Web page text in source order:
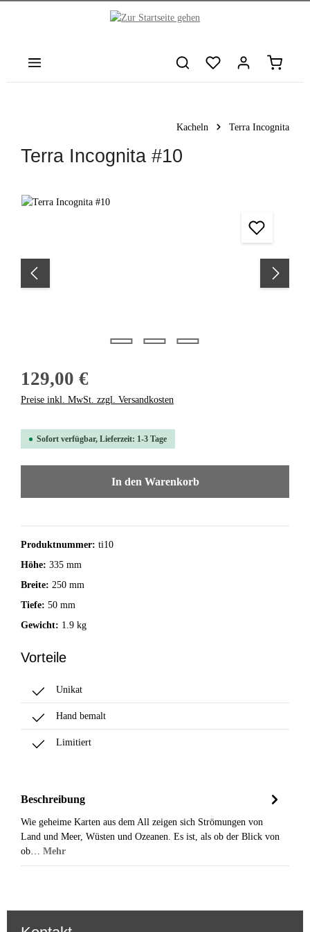
Kacheln Terra Incognita
Terra Incognita #10
Bildergalerie überspringen
129,00 €
Preise inkl. MwSt. zzgl. Versandkosten
Sofort verfügbar, Lieferzeit: 1-3 Tage
In den Warenkorb
Produktnummer: ti10
Höhe: 335 mm
Breite: 250 mm
Tiefe: 50 mm
Gewicht: 1.9 kg
Vorteile
Unikat
Hand bemalt
Limitiert
Beschreibung
Wie geheime Karten aus dem All zeigen sich Strömungen von
Land und Meer, Wüsten und Ozeanen. Es ist, als ob der Blick von
ob… Mehr